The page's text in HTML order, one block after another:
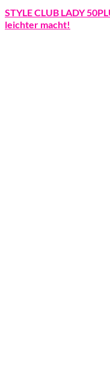
STYLE CLUB LADY
leichter macht!